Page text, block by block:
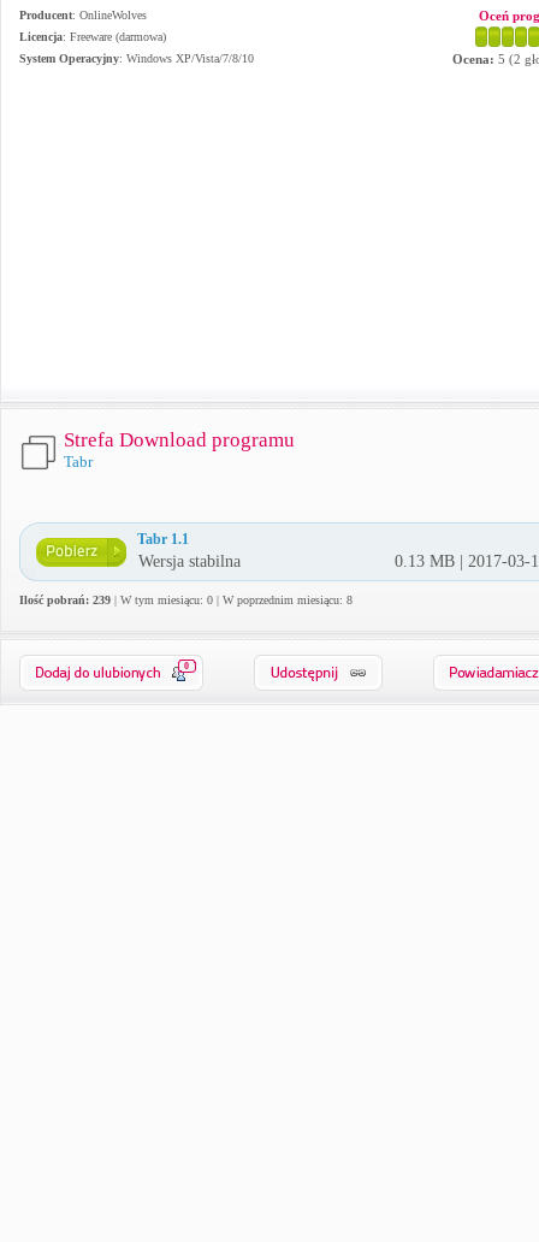
Producent: OnlineWolves
Licencja: Freeware (darmowa)
System Operacyjny: Windows XP/Vista/7/8/10
Oceń
Ocena: 5 (2
Strefa Download programu
Tabr
Tabr 1.1
Wersja stabilna 0.13 MB | 2017-03-
Ilość pobrań: 239 | W tym miesiącu: 0 | W poprzednim miesiącu: 8
0